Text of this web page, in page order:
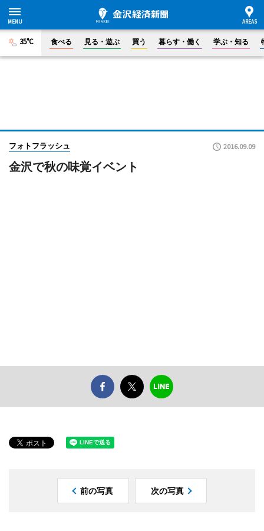
35°C 食べる 見る・遊ぶ 買う 暮らす・働く 学ぶ・知る
フォトフラッシュ 2016.09.09
金沢で秋の味覚イベント
前の写真 次の写真